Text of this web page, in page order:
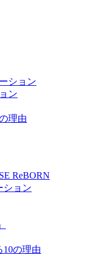
ReBORN
ション
の理由